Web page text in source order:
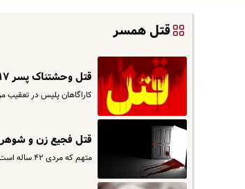
قتل همسر
قتل وحشتناک پسر ۱۷ساله تهرانی در یک درگیری خیابانی !
کاراگاهان پلیس در تعقیب مرد ناشناسی
قتل فجیع زن و شوهر
متهم که مردی ۴۲ ساله است چند روز قبل به اتهام قتل پدر و مادر همسرش در ویلای شخصی آن‌ها در طالقان دستگیر شد و در جلسه…